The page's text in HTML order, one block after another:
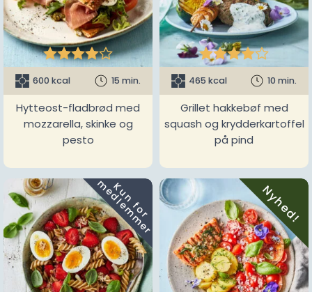

600 kcal 15 min.
Hytteost-fladbrød med
mozzarella, skinke og
pesto

465 kcal 10 min.
Grillet hakkebøf med
squash og krydderkartoffel
på pind
K
u
n
f
o
r
m
e
d
l
e
m
m
e
r Nyhed!